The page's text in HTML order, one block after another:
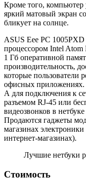
Кроме того, компьютер
яркий матовый экран
бликует на солнце.
ASUS Eee PC 1005PXD
процессором Intel Atom
1 Гб оперативной
производительность,
которые пользователи
офисных приложениях.
А для подключения к
разъемом RJ-45 или
видеозвонков в
Продаются гаджеты
магазинах
интернет-магазинах).
Лучшие нетбуки
Стоимость